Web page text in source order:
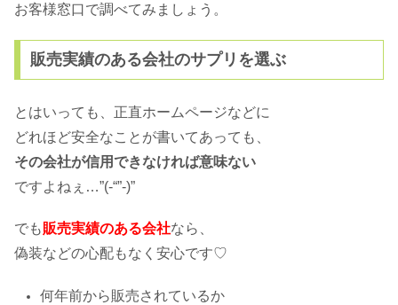
お客様窓口で調べてみましょう。
販売実績のある会社のサプリを選ぶ
とはいっても、正直ホームページなどに
どれほど安全なことが書いてあっても、
その会社が信用できなければ意味ない
ですよねぇ…”(-“”-)”
でも販売実績のある会社なら、
偽装などの心配もなく安心です♡
何年前から販売されているか